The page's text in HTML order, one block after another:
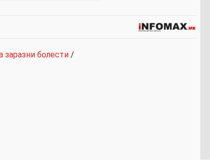
заразни болести /